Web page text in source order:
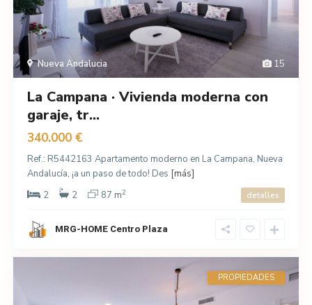
15
Nueva Andalucia
La Campana · Vivienda moderna con
garaje, tr...
340.000 €
Ref.: R5442163 Apartamento moderno en La Campana, Nueva
Andalucía, ¡a un paso de todo! Des [más]
2
2 87 m2 detalles
MRG-HOME Centro Plaza
PROPIEDADES